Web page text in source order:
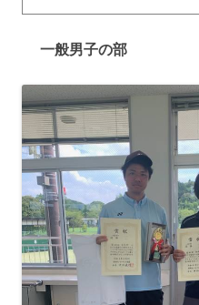
一般男子の部